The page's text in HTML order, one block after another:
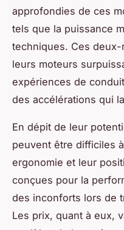
approfondies de ces
tels que la puissance
techniques. Ces
leurs moteurs
expériences de
des accélérations qui
En dépit de leur
peuvent être difficiles
ergonomie et leur
conçues pour la
des inconforts lors de
Les prix, quant à eux,